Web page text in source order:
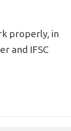
properly, in
and IFSC